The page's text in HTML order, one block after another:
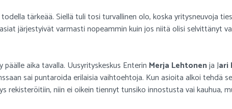
tärkeää. Siellä tuli tosi turvallinen olo, koska yritysneuvoja
järjestyivät varmasti nopeammin kuin jos niitä olisi selvittänyt
aika tavalla. Uusyrityskeskus Enterin Merja Lehtonenja Jari
sai puntaroida erilaisia vaihtoehtoja. Kun asioita alkoi tehdä
rekisteröitiin, niin ei oikein tiennyt tunsiko innostusta vai kauhua,